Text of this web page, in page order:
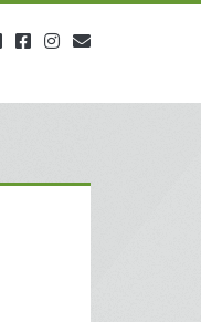
twitterfacebookinstagram